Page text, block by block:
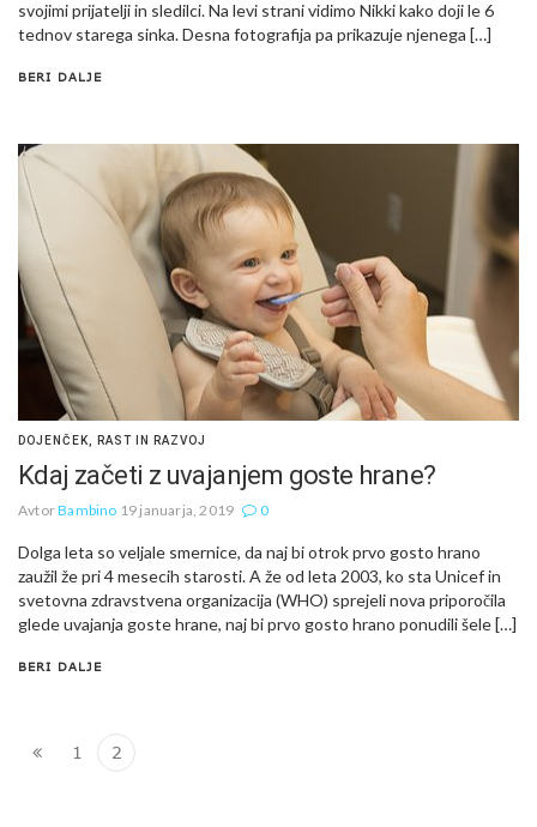
svojimi prijatelji in sledilci. Na levi strani vidimo Nikki kako doji le 6
tednov starega sinka. Desna fotografija pa prikazuje njenega […]
BERI DALJE
DOJENČEK RAST IN RAZVOJ
Kdaj začeti z uvajanjem goste hrane?
AvtorBambino 19 januarja, 2019 0
Dolga leta so veljale smernice, da naj bi otrok prvo gosto hrano
zaužil že pri 4 mesecih starosti. A že od leta 2003, ko sta Unicef in
svetovna zdravstvena organizacija (WHO) sprejeli nova priporočila
glede uvajanja goste hrane, naj bi prvo gosto hrano ponudili šele […]
BERI DALJE
1 2